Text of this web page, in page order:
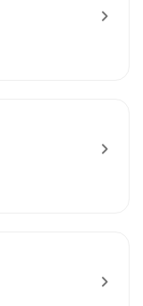
chevron_right
chevron_right
chevron_right